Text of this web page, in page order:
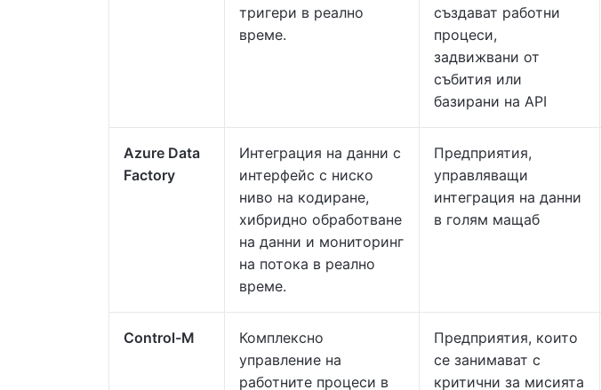
тригери в реално
време.
създават работни
процеси,
задвижвани от
събития или
базирани на API
Azure Data
Factory
Интеграция на данни с
интерфейс с ниско
ниво на кодиране,
хибридно обработване
на данни и мониторинг
на потока в реално
време.
Предприятия,
управляващи
интеграция на данни
в голям мащаб
Control-M
Комплексно
управление на
работните процеси в
Предприятия, които
се занимават с
критични за мисията